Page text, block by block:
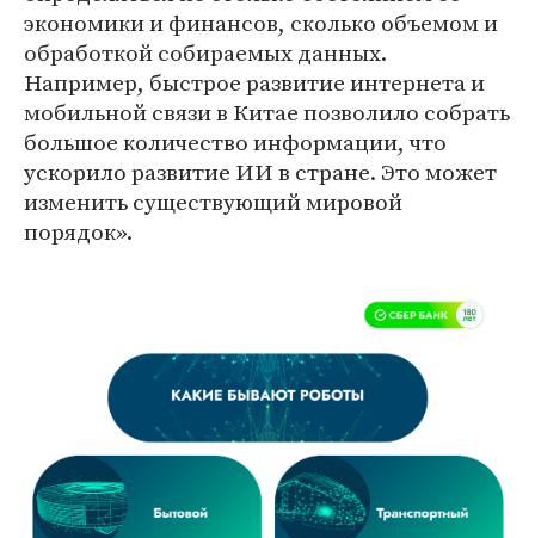
экономики и финансов, сколько объемом и
обработкой собираемых данных.
Например, быстрое развитие интернета и
мобильной связи в Китае позволило собрать
большое количество информации, что
ускорило развитие ИИ в стране. Это может
изменить существующий мировой
порядок».